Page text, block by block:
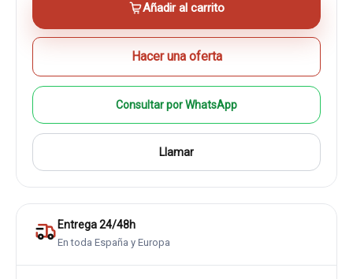
Añadir al carrito
Hacer una oferta
Consultar por WhatsApp
Llamar
Entrega 24/48h
En toda España y Europa